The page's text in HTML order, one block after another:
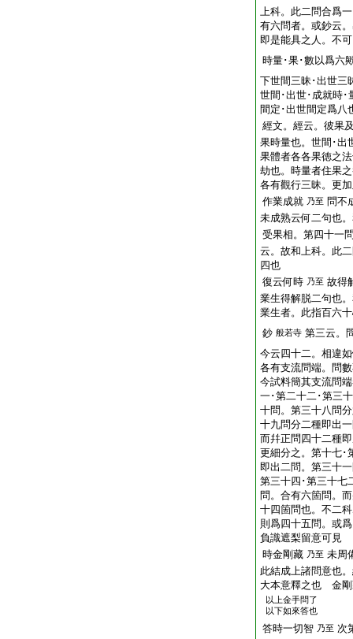
上科。此二問合爲
有六問者。或鈔云
即是能具之人。不
時量･果･數以爲六
下世間三昧･出世三
世間･出世･成就時･
間定･出世間定爲八
經文。經云。彼果
果時量也。世間･出
果體者各各果徳之
劫也。時量者住果
各有觀行三昧。更
作業成就 乃至 問不
未成熟云何二句也
受果相。第四十一
云。故和上科。此
四也
復云何時 乃至 故得
業生得解脱二句也
業生者。此指百六
鈔 般若寺 第三云。
今云四十二。相違
各有支流問端。問
今試料簡其支流問
一･第二十二･第三
十問。第三十八問
十九問分二種即出
而幷正問四十二種
更細分之。第十七･
即出二問。第三十
第三十四･第三十七
問。合有六箇問。
十四箇問也。不二
則爲四十五問。或
負識遮梨留意可見
時金剛藏 乃至 未周
此結成上諸問意也
大本意釋之也 金剛
以上金手問了
以下如來答也
答時一切智 乃至 次